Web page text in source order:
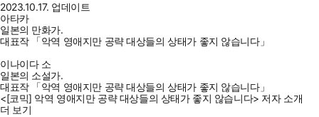
2023.10.17. 업데이트
아타카
일본의 만화가.
대표작 「악역 영애지만 공략 대상들의 상태가 좋지 않습니다」
이나이다 소
일본의 소설가.
대표작 「악역 영애지만 공략 대상들의 상태가 좋지 않습니다」
<[코믹] 악역 영애지만 공략 대상들의 상태가 좋지 않습니다> 저자 소개
더 보기